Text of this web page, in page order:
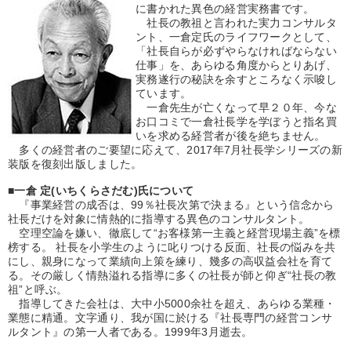
に書かれた異色の経営実務書です。
社長の教祖と言われた実力コンサルタ
ント、一倉定氏のライフワークとして、
「社長自らが必ずやらなければならない
仕事」を、あらゆる角度からとりあげ、
実務遂行の秘訣を余すところなく示唆し
ています。
一倉先生が亡くなって早２０年、今な
お口コミで一倉社長学を学ぼうと指名買
いを求める経営者が後を絶ちません。
多くの経営者のご要望に応えて、2017年7月社長学シリーズの新
装版を復刻出版しました。
■一倉 定(いちくらさだむ)氏について
『事業経営の成否は、99％社長次第で決まる』という信念から
社長だけを対象に情熱的に指導する異色のコンサルタント。
空理空論を嫌い、徹底して“お客様第一主義と経営現場主義”を標
榜する。 社長を小学生のように叱りつける反面、社長の悩みを共
にし、親身になって業績向上策を練り、幾多の高収益会社を育て
る。その厳しく情熱溢れる指導に多くの社長が師と仰ぎ“社長の教
祖”と呼ぶ。
指導してきた会社は、大中小5000余社を超え、あらゆる業種・
業態に精通。文字通り、我が国に於ける『社長専門の経営コンサ
ルタント』の第一人者である。1999年3月逝去。